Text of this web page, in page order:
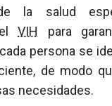
la salud
elVIH
para
persona se
de modo
necesidades.